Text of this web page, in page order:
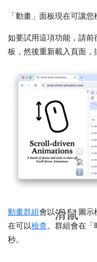
「動畫」 面板現在可讓您
如要試用這項功能，請前
板，然後重新載入頁面，
動畫群組會以滑鼠 圖示
在可以檢查。群組會在「
秒。